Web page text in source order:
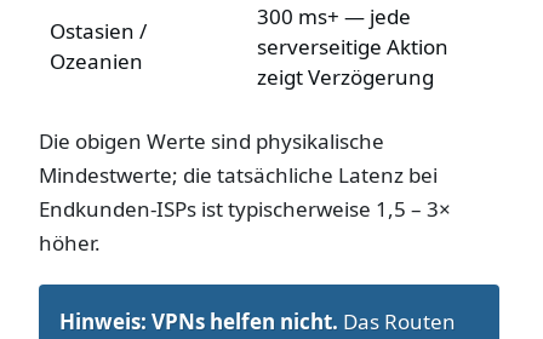
Ostasien /
Ozeanien
300 ms+ — jede
serverseitige Aktion
zeigt Verzögerung
Die obigen Werte sind physikalische
Mindestwerte; die tatsächliche Latenz bei
Endkunden-ISPs ist typischerweise 1,5 – 3×
höher.
Hinweis: VPNs helfen nicht. Das Routen